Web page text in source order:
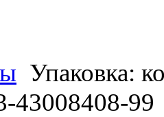
Упаковка:
43008408-99